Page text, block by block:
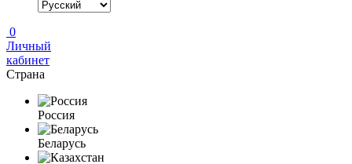
0
Личный
кабинет
Страна
Россия
Беларусь